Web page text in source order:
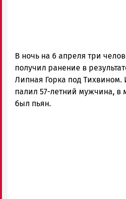
В ночь на 6 апреля три
получил ранение в
Липная Горка под Тихвином.
палил 57-летний мужчина, в
был пьян.